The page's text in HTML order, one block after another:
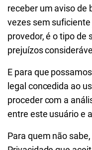
receber um aviso de
vezes sem
provedor, é o tipo de
prejuízos
E para que
legal concedida ao
proceder com a
entre este usuário e
Para quem não